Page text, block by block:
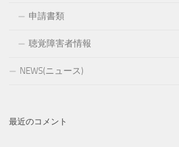
申請書類
聴覚障害者情報
NEWS(ニュース)
最近のコメント